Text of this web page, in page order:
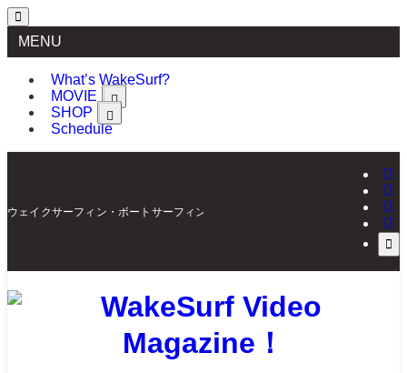
MENU
What’s WakeSurf?
MOVIE
SHOP
Schedule
ウェイクサーフィン・ボートサーフィンの最新情報を配信 | WakeSurf Video